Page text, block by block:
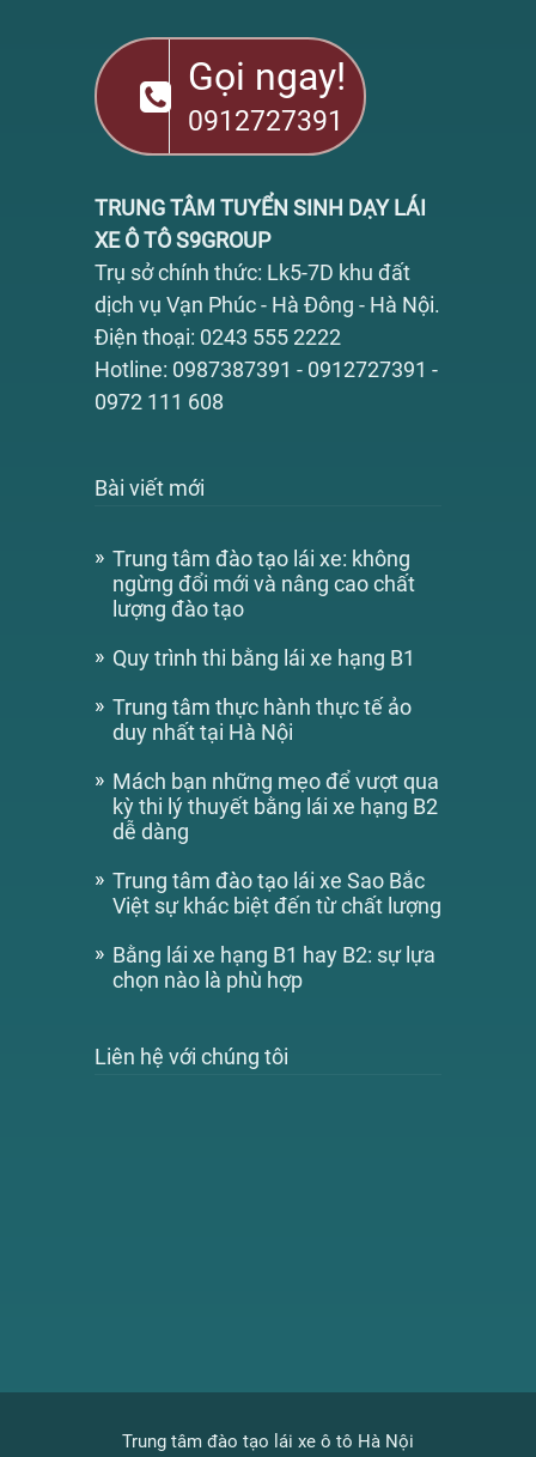
Gọi ngay!
0912727391
TRUNG TÂM TUYỂN SINH DẠY LÁI
XE Ô TÔ S9GROUP
Trụ sở chính thức: Lk5-7D khu đất
dịch vụ Vạn Phúc - Hà Đông - Hà Nội.
Điện thoại: 0243 555 2222
Hotline: 0987387391 - 0912727391 -
0972 111 608
Bài viết mới
Trung tâm đào tạo lái xe: không
ngừng đổi mới và nâng cao chất
lượng đào tạo
Quy trình thi bằng lái xe hạng B1
Trung tâm thực hành thực tế ảo
duy nhất tại Hà Nội
Mách bạn những mẹo để vượt qua
kỳ thi lý thuyết bằng lái xe hạng B2
dễ dàng
Trung tâm đào tạo lái xe Sao Bắc
Việt sự khác biệt đến từ chất lượng
Bằng lái xe hạng B1 hay B2: sự lựa
chọn nào là phù hợp
Liên hệ với chúng tôi
Trung tâm đào tạo lái xe ô tô Hà Nội